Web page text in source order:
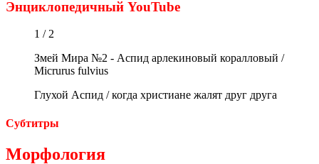
Энциклопедичный YouTube
1 / 2
Змей Мира №2 - Аспид арлекиновый коралловый /
Micrurus fulvius
Глухой Аспид / когда христиане жалят друг друга
Субтитры
Морфология